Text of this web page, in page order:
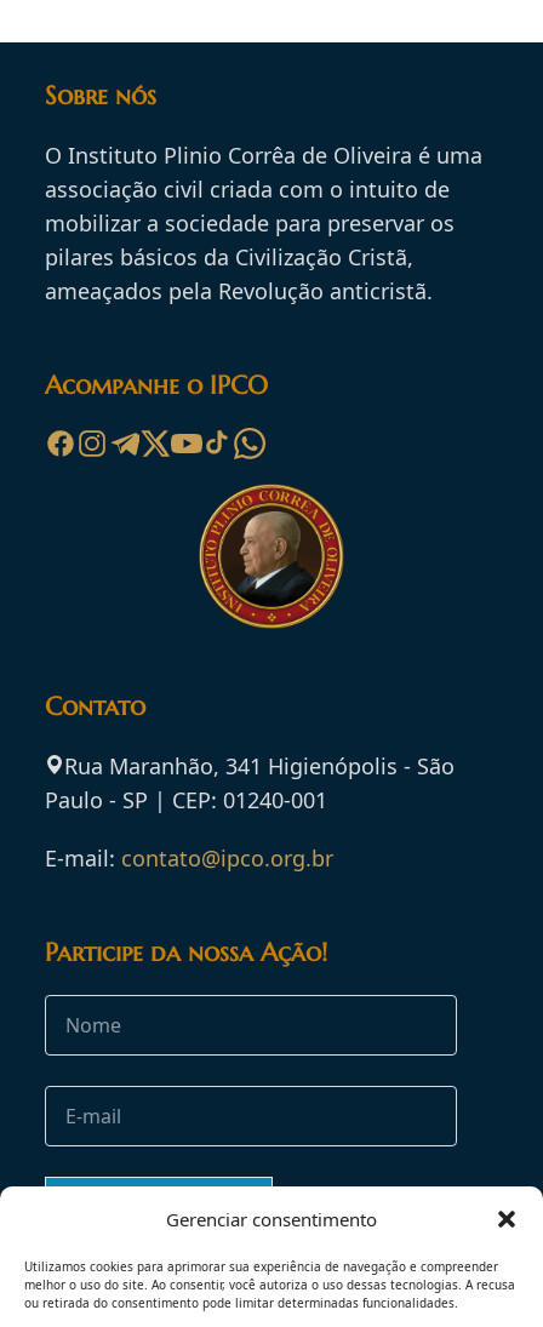
Gerenciar consentimento
Utilizamos cookies para aprimorar sua experiência de navegação e compreender
melhor o uso do site. Ao consentir, você autoriza o uso dessas tecnologias. A recusa
ou retirada do consentimento pode limitar determinadas funcionalidades.
Sobre nós
O Instituto Plinio Corrêa de Oliveira é uma
associação civil criada com o intuito de
mobilizar a sociedade para preservar os
pilares básicos da Civilização Cristã,
ameaçados pela Revolução anticristã.
Acompanhe o IPCO
Contato
Rua Maranhão, 341 Higienópolis - São
Paulo - SP | CEP: 01240-001
E-mail: contato@ipco.org.br
Participe da nossa Ação!